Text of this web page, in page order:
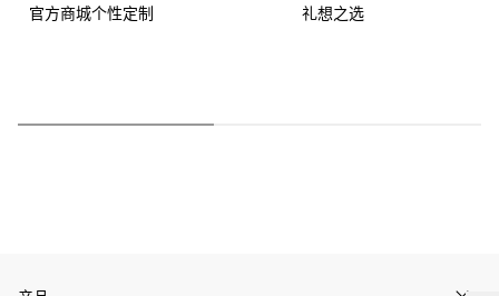
官方商城个性定制 礼想之选